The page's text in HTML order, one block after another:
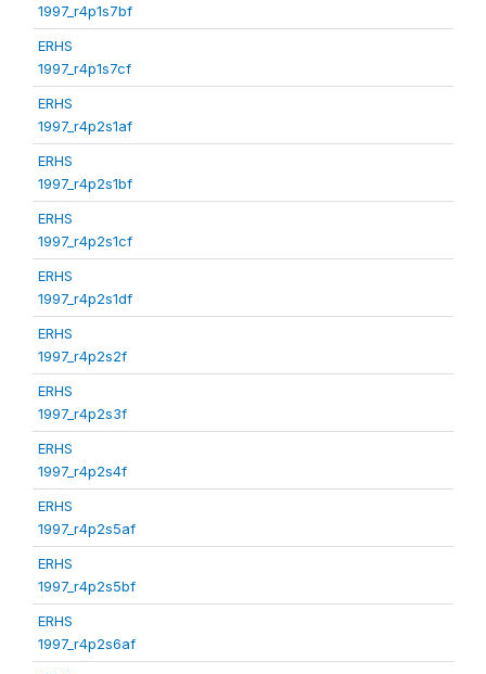
1997_r4p1s7bf
ERHS
1997_r4p1s7cf
ERHS
1997_r4p2s1af
ERHS
1997_r4p2s1bf
ERHS
1997_r4p2s1cf
ERHS
1997_r4p2s1df
ERHS
1997_r4p2s2f
ERHS
1997_r4p2s3f
ERHS
1997_r4p2s4f
ERHS
1997_r4p2s5af
ERHS
1997_r4p2s5bf
ERHS
1997_r4p2s6af